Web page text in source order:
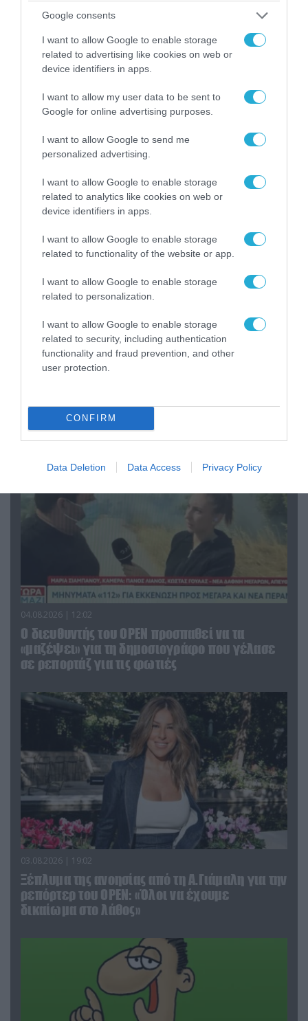
Google consents
I want to allow Google to enable storage
related to advertising like cookies on web or
device identifiers in apps.
I want to allow my user data to be sent to
Google for online advertising purposes.
I want to allow Google to send me
personalized advertising.
I want to allow Google to enable storage
related to analytics like cookies on web or
device identifiers in apps.
I want to allow Google to enable storage
related to functionality of the website or app.
I want to allow Google to enable storage
related to personalization.
I want to allow Google to enable storage
related to security, including authentication
functionality and fraud prevention, and other
user protection.
CONFIRM
Data Deletion Data Access Privacy Policy
04.08.2026 | 15:02
Αυτή την ώρα το τελευταίο «αντίο» στον πρώην
04.08.2026 | 13:02
Πυροσβεστών για την δημοσιογράφο του OPEN
που γέλασε στη φωτιά
04.08.2026 | 12:02
O διευθυντής του OPEN προσπαθεί να τα
«μαζέψει» για τη δημοσιογράφο που γέλασε
σε ρεπορτάζ για τις φωτιές
03.08.2026 | 19:02
Ξέπλυμα της ανοησίας από τη Α.Γιάμαλη για την
ρεπόρτερ του ΟΡΕΝ: «Όλοι να έχουμε
δικαίωμα στο λάθος»